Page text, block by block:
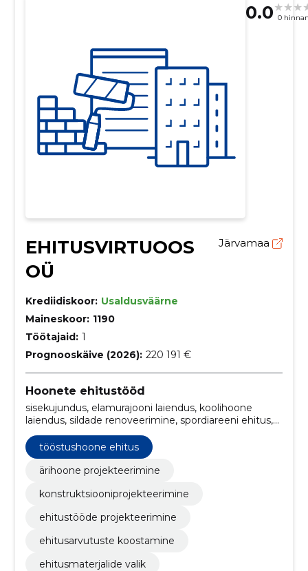
0.0 0
EHITUSVIRTUOOS
OÜ
Järvamaa
Krediidiskoor: Usaldusväärne
Maineskoor: 1190
Töötajaid: 1
Prognooskäive (2026): 220 191 €
Hoonete ehitustööd
sisekujundus, elamurajooni laiendus, koolihoone
laiendus, sildade renoveerimine, spordiareeni ehitus,
disain, avaliku hoone disain, tööstushoone ehitus
tööstushoone ehitus
ärihoone projekteerimine
konstruktsiooniprojekteerimine
ehitustööde projekteerimine
ehitusarvutuste koostamine
ehitusmaterjalide valik